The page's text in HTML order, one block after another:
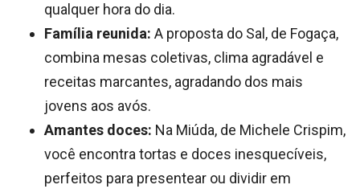
qualquer hora do dia.
Família reunida: A proposta do Sal, de Fogaça,
combina mesas coletivas, clima agradável e
receitas marcantes, agradando dos mais
jovens aos avós.
Amantes doces: Na Miúda, de Michele Crispim,
você encontra tortas e doces inesquecíveis,
perfeitos para presentear ou dividir em